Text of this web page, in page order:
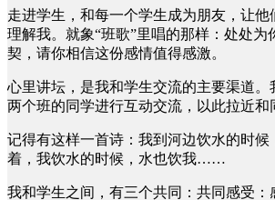
走进学生，和每一个学生成为朋友，让他
理解我。就象“班歌”里唱的那样：处处为
契，请你相信这份感情值得感激。
心里讲坛，是我和学生交流的主要渠道。
两个班的同学进行互动交流，以此拉近和
记得有这样一首诗：我到河边饮水的时候
着，我饮水的时候，水也饮我……
我和学生之间，有三个共同：共同感受：